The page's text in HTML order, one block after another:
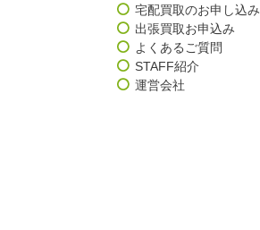
宅配買取のお申し込み
出張買取お申込み
よくあるご質問
STAFF紹介
運営会社